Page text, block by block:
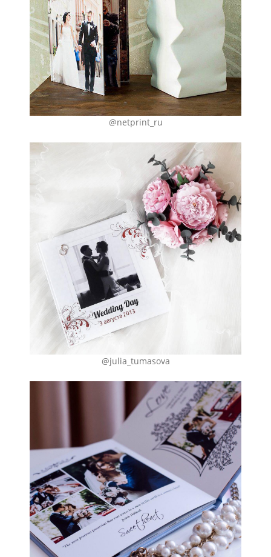
@netprint_ru
@julia_tumasova